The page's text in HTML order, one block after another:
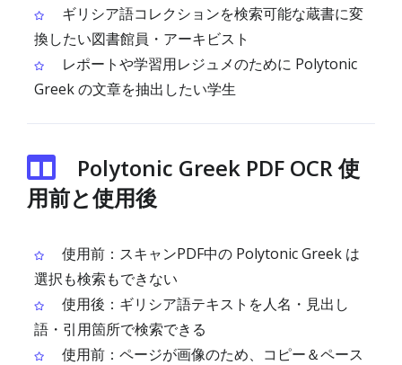
ギリシア語コレクションを検索可能な蔵書に変
換したい図書館員・アーキビスト
レポートや学習用レジュメのために Polytonic
Greek の文章を抽出したい学生
Polytonic Greek PDF OCR 使
用前と使用後
使用前：スキャンPDF中の Polytonic Greek は
選択も検索もできない
使用後：ギリシア語テキストを人名・見出し
語・引用箇所で検索できる
使用前：ページが画像のため、コピー＆ペース